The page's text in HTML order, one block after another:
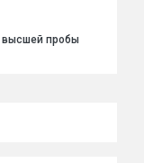
высшей пробы